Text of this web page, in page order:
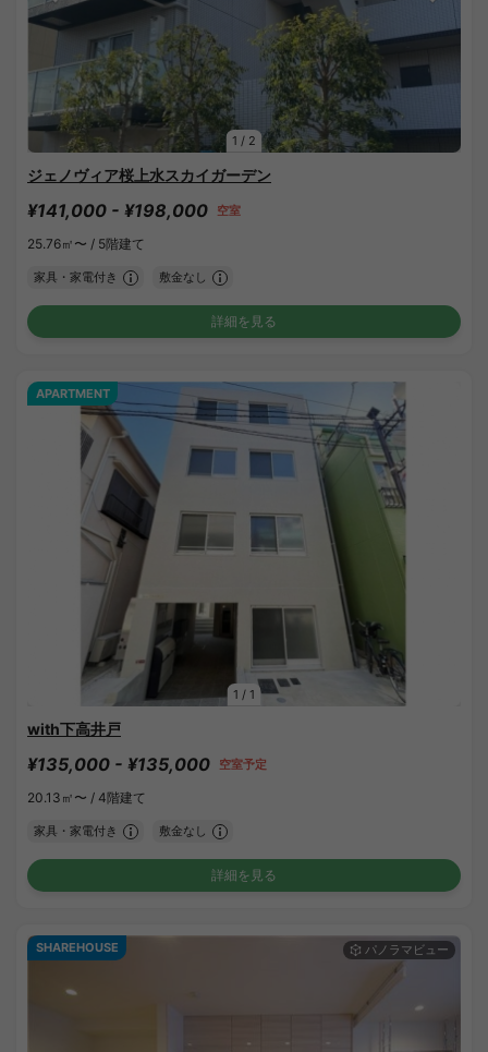
1 / 2
ジェノヴィア桜上水スカイガーデン
¥141,000 - ¥198,000 空室
25.76㎡〜 / 5階建て
家具・家電付き 敷金なし
詳細を見る
1 / 1
APARTMENT
with下高井戸
¥135,000 - ¥135,000 空室予定
20.13㎡〜 / 4階建て
家具・家電付き 敷金なし
詳細を見る
SHAREHOUSE